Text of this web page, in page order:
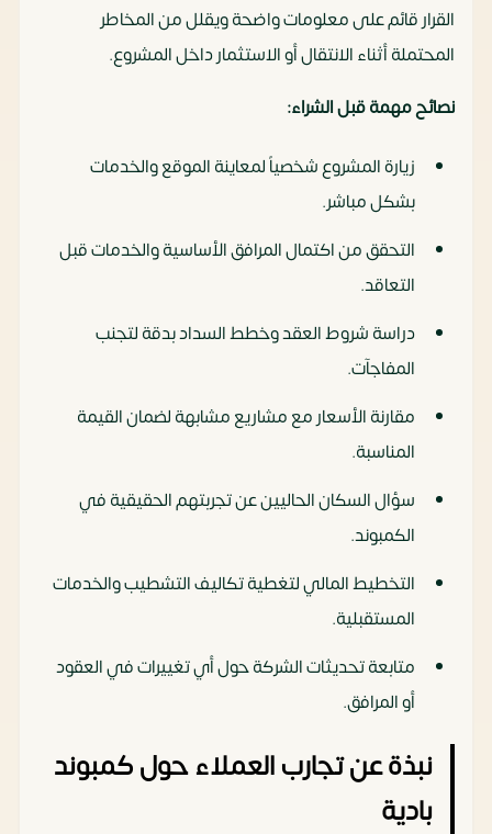
القرار قائم على معلومات واضحة ويقلل من المخاطر
المحتملة أثناء الانتقال أو الاستثمار داخل المشروع.
نصائح مهمة قبل الشراء:
زيارة المشروع شخصياً لمعاينة الموقع والخدمات
بشكل مباشر.
التحقق من اكتمال المرافق الأساسية والخدمات قبل
التعاقد.
دراسة شروط العقد وخطط السداد بدقة لتجنب
المفاجآت.
مقارنة الأسعار مع مشاريع مشابهة لضمان القيمة
المناسبة.
سؤال السكان الحاليين عن تجربتهم الحقيقية في
الكمبوند.
التخطيط المالي لتغطية تكاليف التشطيب والخدمات
المستقبلية.
متابعة تحديثات الشركة حول أي تغييرات في العقود
أو المرافق.
نبذة عن تجارب العملاء حول كمبوند
بادية